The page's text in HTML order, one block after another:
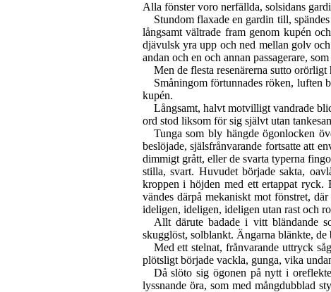
Alla fönster voro nerfällda, solsidans
Stundom flaxade en gardin till,
långsamt vältrade fram genom kupén
djävulsk yra upp och ned mellan golv
andan och en och annan passagerare,
Men de flesta resenärerna sutto
Småningom förtunnades röken, luften
kupén.
Långsamt, halvt motvilligt vandrade
ord stod liksom för sig självt utan
Tunga som bly hängde ögonlocken
beslöjade, själsfrånvarande fortsatte att
dimmigt grått, eller de svarta typerna
stilla, svart. Huvudet började sakta,
kroppen i höjden med ett ertappat
vändes därpå mekaniskt mot fönstret,
ideligen, ideligen, ideligen utan rast och
Allt därute badade i vitt bländande
skugglöst, solblankt. Ängarna blänkte, de
Med ett stelnat, frånvarande uttryck
plötsligt började vackla, gunga, vika
Då slöto sig ögonen på nytt i
lyssnande öra, som med mångdubblad